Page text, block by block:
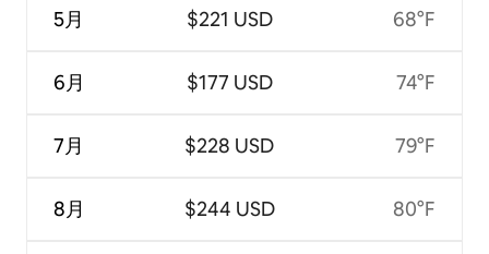
5月
6月
7月
8月
$221 USD
$177 USD
$228 USD
$244 USD
68°F
74°F
79°F
80°F